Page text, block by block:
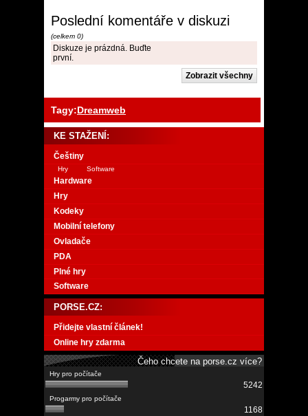
Poslední komentáře v diskuzi
(celkem 0)
Diskuze je prázdná. Buďte
první.
Tagy:Dreamweb
KE STAŽENÍ:
Češtiny
Hry Software
Hardware
Hry
Kodeky
Mobilní telefony
Ovladače
PDA
Plné hry
Software
PORSE.CZ:
Přidejte vlastní článek!
Online hry zdarma
Čeho chcete na porse.cz více?
5242
1168